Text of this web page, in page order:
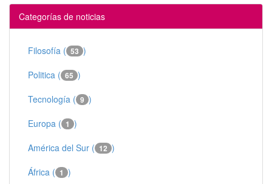
Categorías de noticias
Filosofía ( 53 )
Politica ( 65 )
Tecnología ( 9 )
Europa ( 1 )
América del Sur ( 12 )
África ( 1 )